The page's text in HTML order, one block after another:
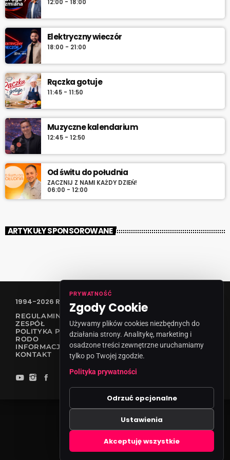
serwuje lokalne informacje, pogodę, przegląd wydarzeń i
najlepszą muzykę, która towarzyszy od pierwszych chwil dnia aż
12:00 - 18:00
Elektryczny wieczór
18:00 - 21:00
Rączka gotuje
11:45 - 11:50
Muzyczne kalendarium
12:45 - 12:50
Od świtu do południa
ZACZNIJ Z NAMI KAŻDY DZIEŃ!
06:00 - 12:00
ARTYKUŁY SPONSOROWANE
1994-2026 RADIO VANESSA SPÓŁKA Z O.O
REGULAMIN KONKURSÓW
ZESPÓŁ
POLITYKA PRYWATNOŚCI
RODO
INFORMACJA O NADAWCY
KONTAKT
PRYWATNOŚĆ
Zgody Cookie
Używamy plików cookies niezbędnych do
działania strony. Analitykę, marketing i
osadzone treści zewnętrzne uruchamiamy
tylko po Twojej zgodzie.
Polityka prywatności
Odrzuć opcjonalne
Ustawienia
Akceptuję wszystkie
Zgody cookies